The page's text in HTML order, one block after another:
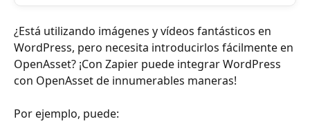
¿Está utilizando imágenes y vídeos fantásticos en
WordPress, pero necesita introducirlos fácilmente en
OpenAsset? ¡Con Zapier puede integrar WordPress
con OpenAsset de innumerables maneras!
Por ejemplo, puede: